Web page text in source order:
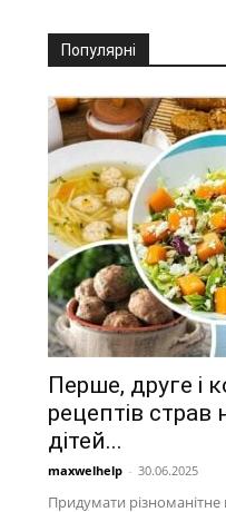
Популярні
Перше, друге і
рецептів страв
дітей...
maxwelhelp - 30.06.2025
Придумати